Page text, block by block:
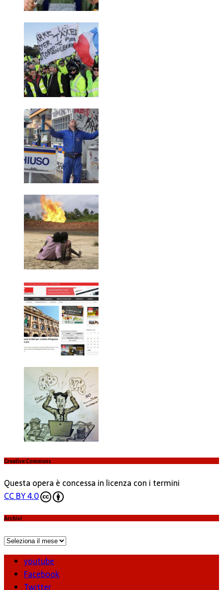
Creative Commons
Questa opera è concessa in licenza con i termini
CC BY 4.0
Archivi
Archivi
youtube
Facebook
Twitter